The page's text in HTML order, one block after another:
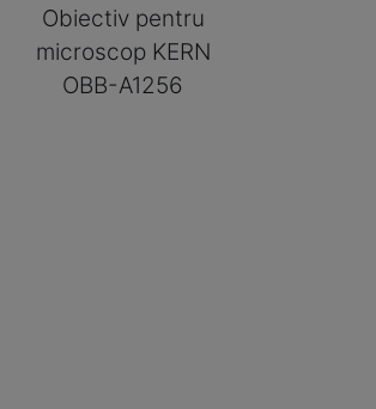
Obiectiv pentru
microscop KERN
OBB-A1256